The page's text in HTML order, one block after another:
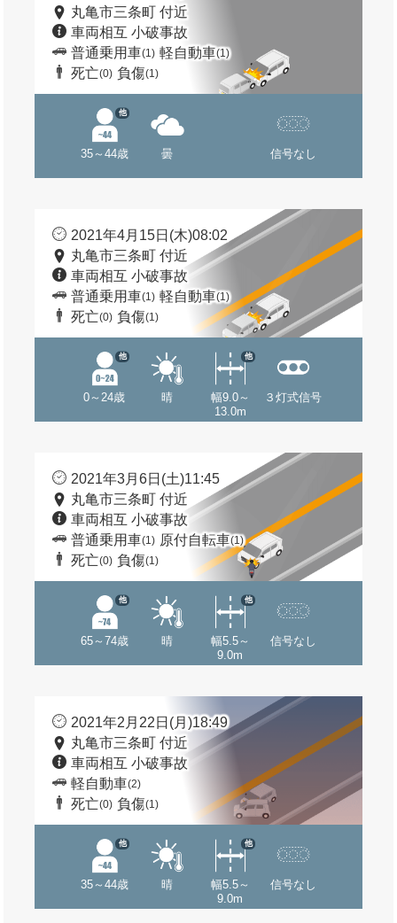
丸亀市三条町 付近
車両相互 小破事故
普通乗用車(1) 軽自動車(1)
死亡(0) 負傷(1)
35～44歳
他
曇 信号なし
2021年4月15日(木)08:02
丸亀市三条町 付近
車両相互 小破事故
普通乗用車(1) 軽自動車(1)
死亡(0) 負傷(1)
0～24歳
他
晴
幅9.0～
13.0m
他
３灯式信号
2021年3月6日(土)11:45
丸亀市三条町 付近
車両相互 小破事故
普通乗用車(1) 原付自転車(1)
死亡(0) 負傷(1)
65～74歳
他
晴
幅5.5～
9.0m
他
信号なし
2021年2月22日(月)18:49
丸亀市三条町 付近
車両相互 小破事故
軽自動車(2)
死亡(0) 負傷(1)
35～44歳
他
晴
幅5.5～
9.0m
他
信号なし